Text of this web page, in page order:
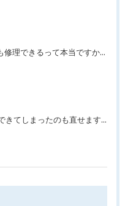
『Galaxyの画面も修理できるって本当ですか？』豊中市服部本町より画面修理でご来店♪【Galaxy Note10+】
『画面にシミができてしまったのも直せますか？』豊中市南桜塚より画面修理でご来店♪【iPhone11Pro】